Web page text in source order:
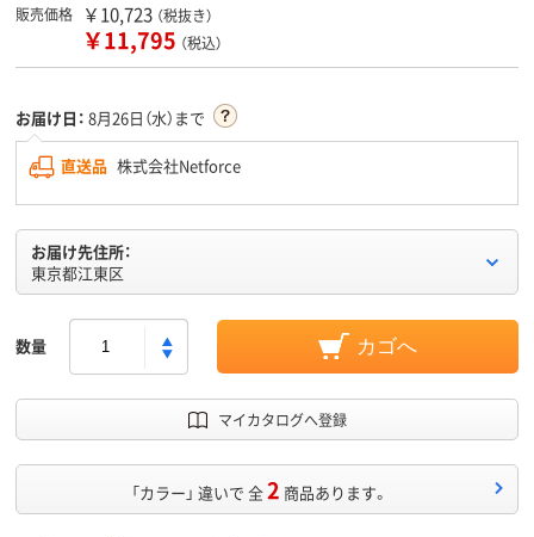
販売価格 ￥10,723 （税抜き）
￥11,795 （税込）
お届け日： 8月26日（水）まで
直送品 株式会社Netforce
お届け先住所：
東京都江東区
数量 カゴへ
マイカタログへ登録
「カラー」 違いで 全2 商品あります。